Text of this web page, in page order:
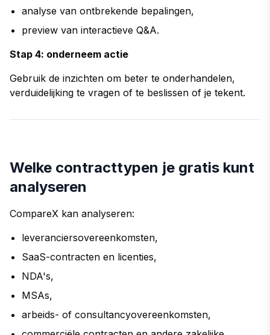
analyse van ontbrekende bepalingen,
preview van interactieve Q&A.
Stap 4: onderneem actie
Gebruik de inzichten om beter te onderhandelen,
verduidelijking te vragen of te beslissen of je tekent.
Welke contracttypen je gratis kunt
analyseren
CompareX kan analyseren:
leveranciersovereenkomsten,
SaaS-contracten en licenties,
NDA's,
MSAs,
arbeids- of consultancyovereenkomsten,